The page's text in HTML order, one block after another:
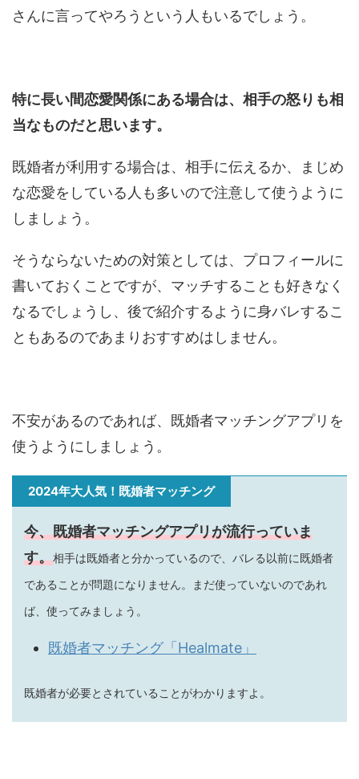
さんに言ってやろうという人もいるでしょう。
特に長い間恋愛関係にある場合は、相手の怒りも相
当なものだと思います。
既婚者が利用する場合は、相手に伝えるか、まじめ
な恋愛をしている人も多いので注意して使うように
しましょう。
そうならないための対策としては、プロフィールに
書いておくことですが、マッチすることも好きなく
なるでしょうし、後で紹介するように身バレするこ
ともあるのであまりおすすめはしません。
不安があるのであれば、既婚者マッチングアプリを
使うようにしましょう。
2024年大人気！既婚者マッチング
今、既婚者マッチングアプリが流行っていま
す。相手は既婚者と分かっているので、バレる以前に既婚者
であることが問題になりません。まだ使っていないのであれ
ば、使ってみましょう。
既婚者マッチング「Healmate」
既婚者が必要とされていることがわかりますよ。